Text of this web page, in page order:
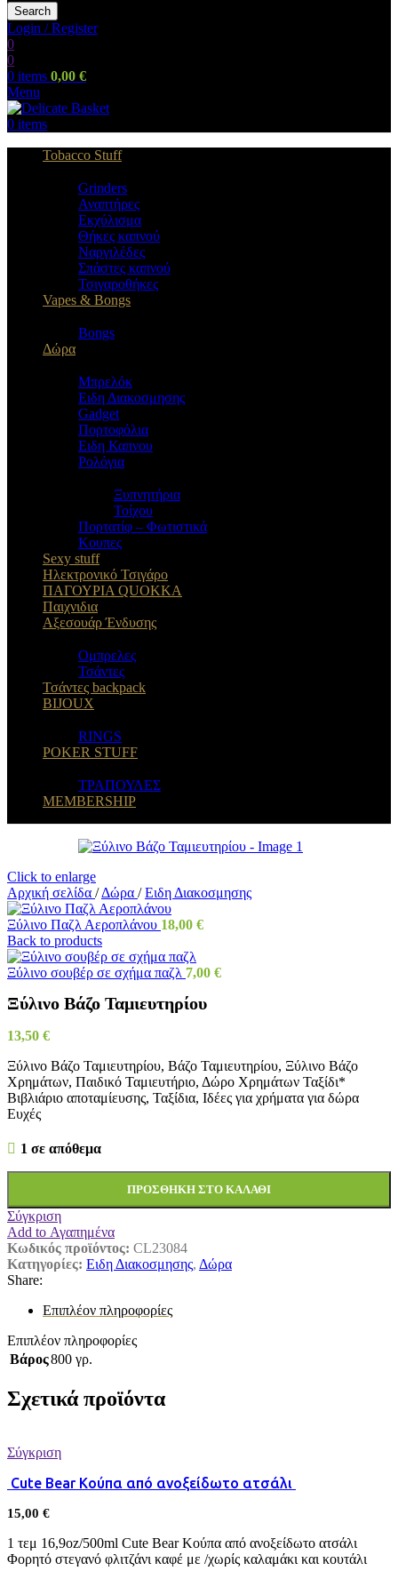
Search
Login / Register
0
0
0 items 0,00 €
Menu
0 items
Tobacco Stuff
Grinders
Αναπτήρες
Εκχύλισμα
Θήκες καπνού
Ναργιλέδες
Σπάστες καπνού
Τσιγαροθήκες
Vapes & Bongs
Bongs
Δώρα
Μπρελόκ
Eιδη Διακοσμησης
Gadget
Πορτοφόλια
Ειδη Καπνου
Ρολόγια
Ξυπνητήρια
Τοίχου
Πορτατίφ – Φωτιστικά
Κουπες
Sexy stuff
Ηλεκτρονικό Τσιγάρο
ΠΑΓΟΥΡΙΑ QUOKKA
Παιχνιδια
Αξεσουάρ Ένδυσης
Oμπρελες
Τσάντες
Τσάντες backpack
BIJOUX
RINGS
POKER STUFF
ΤΡΑΠΟΥΛΕΣ
MEMBERSHIP
Click to enlarge
Αρχική σελίδα / Δώρα / Eιδη Διακοσμησης
Ξύλινο Παζλ Αεροπλάνου 18,00 €
Back to products
Ξύλινο σουβέρ σε σχήμα παζλ 7,00 €
Ξύλινο Βάζο Ταμιευτηρίου
13,50 €
Ξύλινο Βάζο Ταμιευτηρίου, Βάζο Ταμιευτηρίου, Ξύλινο Βάζο
Χρημάτων, Παιδικό Ταμιευτήριο, Δώρο Χρημάτων Ταξίδι*
Βιβλιάριο αποταμίευσης, Ταξίδια, Ιδέες για χρήματα για δώρα
Ευχές
1 σε απόθεμα
ΠΡΟΣΘΉΚΗ ΣΤΟ ΚΑΛΆΘΙ
Σύγκριση
Add to Αγαπημένα
Κωδικός προϊόντος: CL23084
Κατηγορίες: Eιδη Διακοσμησης, Δώρα
Share:
Επιπλέον πληροφορίες
Επιπλέον πληροφορίες
Βάρος800 γρ.
Σχετικά προϊόντα
Σύγκριση
Cute Bear Κούπα από ανοξείδωτο ατσάλι
15,00 €
1 τεμ 16,9oz/500ml Cute Bear Κούπα από ανοξείδωτο ατσάλι
Φορητό στεγανό φλιτζάνι καφέ με /χωρίς καλαμάκι και κουτάλι